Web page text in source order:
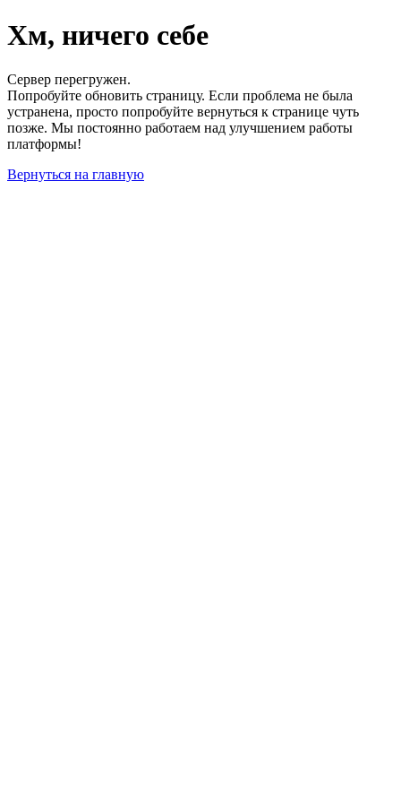
Хм, ничего себе
Сервер перегружен.
Попробуйте обновить страницу. Если проблема не была
устранена, просто попробуйте вернуться к странице чуть
позже. Мы постоянно работаем над улучшением работы
платформы!
Вернуться на главную